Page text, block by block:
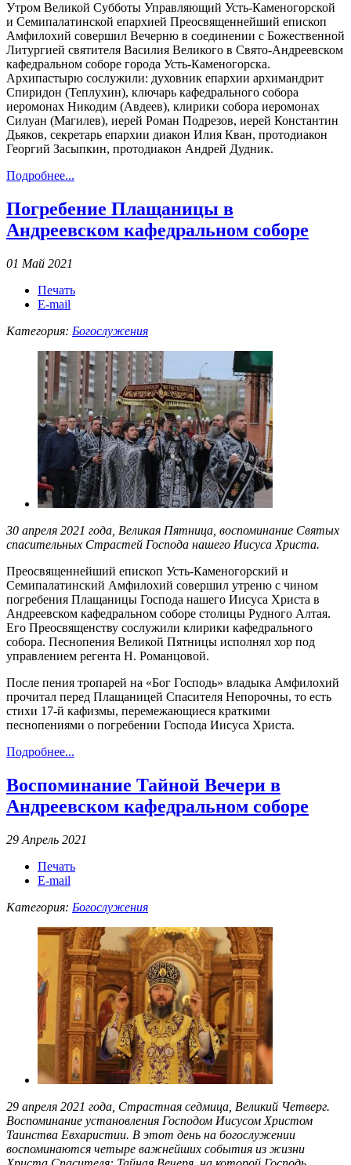
Утром Великой Субботы Управляющий Усть-Каменогорской
и Семипалатинской епархией Преосвященнейший епископ
Амфилохий совершил Вечерню в соединении с Божественной
Литургией святителя Василия Великого в Свято-Андреевском
кафедральном соборе города Усть-Каменогорска.
Архипастырю сослужили: духовник епархии архимандрит
Спиридон (Теплухин), ключарь кафедрального собора
иеромонах Никодим (Авдеев), клирики собора иеромонах
Силуан (Магилев), иерей Роман Подрезов, иерей Константин
Дьяков, секретарь епархии диакон Илия Кван, протодиакон
Георгий Засыпкин, протодиакон Андрей Дудник.
Подробнее...
Погребение Плащаницы в
Андреевском кафедральном соборе
01 Май 2021
Печать
E-mail
Категория: Богослужения
30 апреля 2021 года, Великая Пятница, воспоминание Святых
спасительных Страстей Господа нашего Иисуса Христа.
Преосвященнейший епископ Усть-Каменогорский и
Семипалатинский Амфилохий совершил утреню с чином
погребения Плащаницы Господа нашего Иисуса Христа в
Андреевском кафедральном соборе столицы Рудного Алтая.
Его Преосвященству сослужили клирики кафедрального
собора. Песнопения Великой Пятницы исполнял хор под
управлением регента Н. Романцовой.
После пения тропарей на «Бог Господь» владыка Амфилохий
прочитал перед Плащаницей Спасителя Непорочны, то есть
стихи 17-й кафизмы, перемежающиеся краткими
песнопениями о погребении Господа Иисуса Христа.
Подробнее...
Воспоминание Тайной Вечери в
Андреевском кафедральном соборе
29 Апрель 2021
Печать
E-mail
Категория: Богослужения
29 апреля 2021 года, Страстная седмица, Великий Четверг.
Воспоминание установления Господом Иисусом Христом
Таинства Евхаристии. В этот день на богослужении
воспоминаются четыре важнейших события из жизни